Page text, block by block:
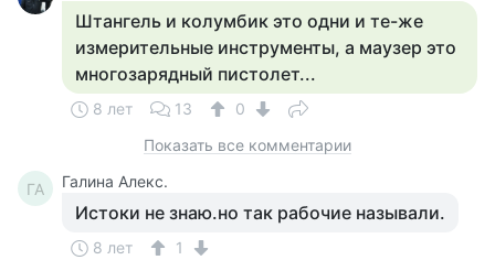
Штангель и колумбик это одни и те-же
измерительные инструменты, а маузер это
многозарядный пистолет...
8 лет 13
0
Показать все комментарии
ГА Галина Алекс.
Истоки не знаю.но так рабочие называли.
8 лет
1